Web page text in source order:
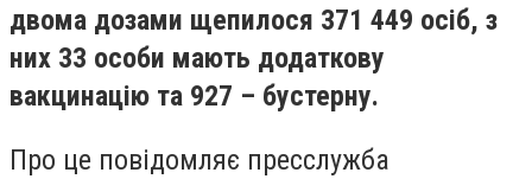
двома дозами щепилося 371 449 осіб, з
них 33 особи мають додаткову
вакцинацію та 927 – бустерну.
Про це повідомляє пресслужба